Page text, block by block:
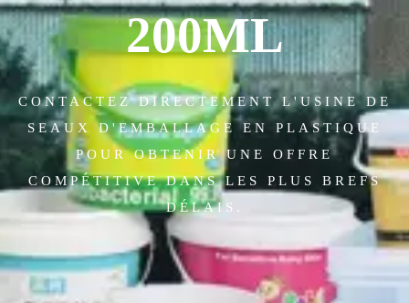
200ML
CONTACTEZ DIRECTEMENT L'USINE DE
SEAUX D'EMBALLAGE EN PLASTIQUE
POUR OBTENIR UNE OFFRE
COMPÉTITIVE DANS LES PLUS BREFS
DÉLAIS.